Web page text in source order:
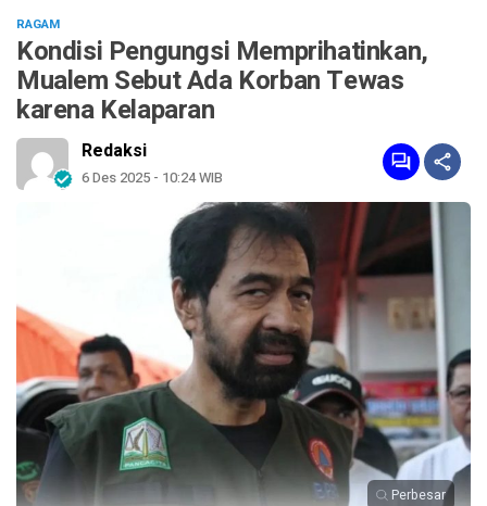
RAGAM
Kondisi Pengungsi Memprihatinkan,
Mualem Sebut Ada Korban Tewas
karena Kelaparan
Redaksi
6 Des 2025 - 10:24 WIB
Perbesar